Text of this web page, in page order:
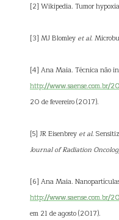
[2] Wikipedia. Tumor
[3] MJ Blomley et al.
[4] Ana Maia. Técnica não
http://www.saense.com.br/
20 de fevereiro (2017).
[5] JR Eisenbrey et al.
Journal of Radiation
[6] Ana Maia.
http://www.saense.com.br/
em 21 de agosto (2017).